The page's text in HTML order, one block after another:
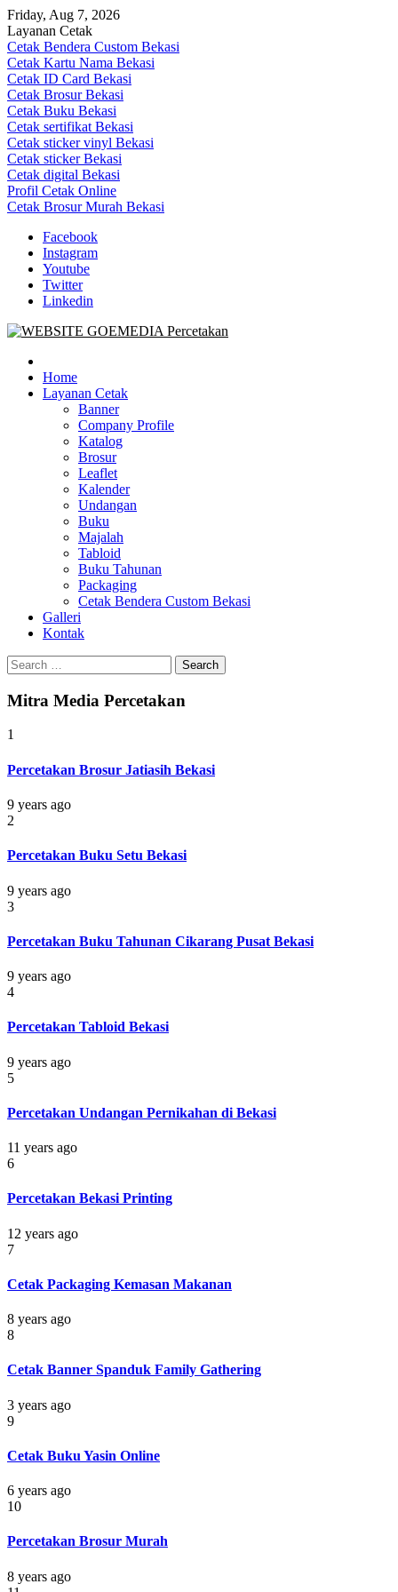
Skip
to
content
Friday, Aug 7, 2026
Layanan Cetak
Cetak Bendera Custom Bekasi
Cetak Kartu Nama Bekasi
Cetak ID Card Bekasi
Cetak Brosur Bekasi
Cetak Buku Bekasi
Cetak sertifikat Bekasi
Cetak sticker vinyl Bekasi
Cetak sticker Bekasi
Cetak digital Bekasi
Profil Cetak Online
Cetak Brosur Murah Bekasi
Facebook
Instagram
Youtube
Twitter
Linkedin
Goe Media Percetakan | 0822-4439-5599 (Call/WA)
0822-4439-5599 (Call/WA) Percetakan jasa cetak banner buku yasin
invoice kartu nama label map nota spanduk stiker undangan
pernikahan murah online 24 jam
Home
Layanan Cetak
Banner
Company Profile
Katalog
Brosur
Leaflet
Kalender
Undangan
Buku
Majalah
Tabloid
Buku Tahunan
Packaging
Cetak Bendera Custom Bekasi
Galleri
Kontak
Search
for:
Mitra Media Percetakan
1
Percetakan Brosur Jatiasih Bekasi
9 years ago
2
Percetakan Buku Setu Bekasi
9 years ago
3
Percetakan Buku Tahunan Cikarang Pusat Bekasi
9 years ago
4
Percetakan Tabloid Bekasi
9 years ago
5
Percetakan Undangan Pernikahan di Bekasi
11 years ago
6
Percetakan Bekasi Printing
12 years ago
7
Cetak Packaging Kemasan Makanan
8 years ago
8
Cetak Banner Spanduk Family Gathering
3 years ago
9
Cetak Buku Yasin Online
6 years ago
10
Percetakan Brosur Murah
8 years ago